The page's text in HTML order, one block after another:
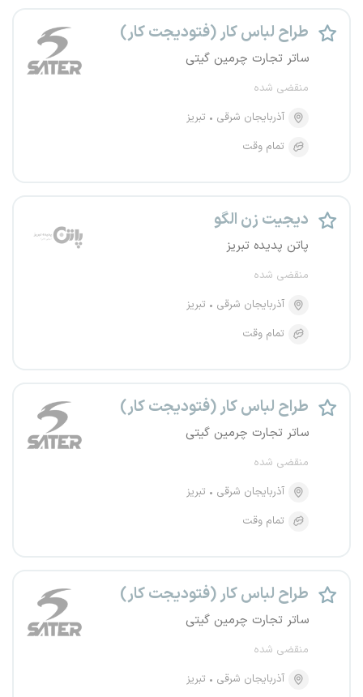
طراح لباس کار (فتودیجت کار)
ساتر تجارت چرمین گیتی
منقضی شده
آذربایجان شرقی
تبریز
تمام وقت
دیجیت زن الگو
پاتن پدیده تبریز
منقضی شده
آذربایجان شرقی
تبریز
تمام وقت
طراح لباس کار (فتودیجت کار)
ساتر تجارت چرمین گیتی
منقضی شده
آذربایجان شرقی
تبریز
تمام وقت
طراح لباس کار (فتودیجت کار)
ساتر تجارت چرمین گیتی
منقضی شده
آذربایجان شرقی
تبریز